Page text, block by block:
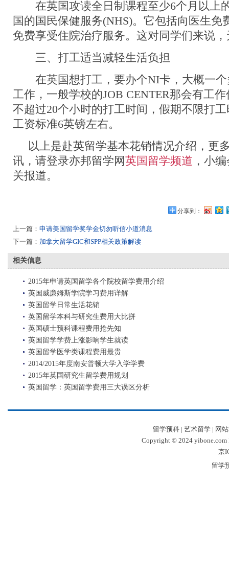
在英国攻读全日制课程至少6个月以上
国的国民保健服务(NHS)。它包括向医生免
免费享受住院治疗服务。这对同学们来说
三、打工适当减轻生活负担
在英国想打工，要办个NI卡，大概一个
工作，一般学校的JOB CENTER那会有工
不超过20个小时的打工时间，假期不限打
工资标准6英镑左右。
以上是赴英留学基本花销情况介绍，更
讯，请登录亦邦留学网英国留学频道 ，小
关报道。
分享到：
上一篇： 申请美国留学奖学金切勿听信小道消息
下一篇： 加拿大留学GIC和SPP相关政策解读
相关信息
2015年申请英国留学各个院校留学费用介绍
英国威廉姆斯学院学习费用详解
英国留学日常生活花销
英国留学本科与研究生费用大比拼
英国硕士预科课程费用抢先知
英国留学学费上涨影响学生就读
英国留学医学类课程费用最贵
2014/2015年度南安普顿大学入学学费
2015年英国研究生留学费用规划
英国留学：英国留学费用三大误区分析
留学预科| 艺术留学| 网
Copyright © 2024 yibone.com
京
留学